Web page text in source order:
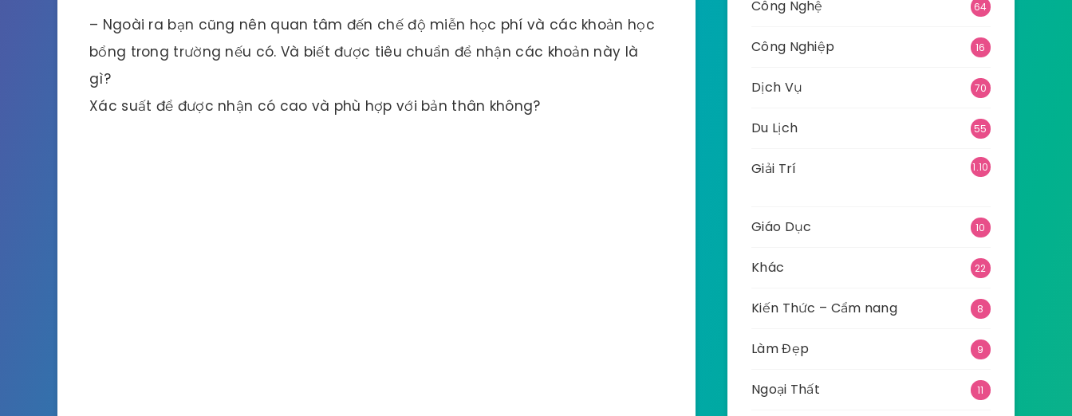
– Ngoài ra bạn cũng nên quan tâm đến chế độ miễn học phí và các khoản học
bổng trong trường nếu có. Và biết được tiêu chuẩn để nhận các khoản này là
gì?
Xác suất để được nhận có cao và phù hợp với bản thân không?
Công Nghệ 64
Công Nghiệp 16
Dịch Vụ 70
Du Lịch 55
Giải Trí
1.10
Giáo Dục 10
Khác 22
Kiến Thức – Cẩm nang 8
Làm Đẹp 9
Ngoại Thất 11